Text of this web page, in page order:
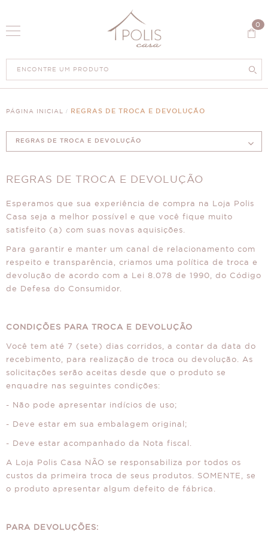
0
PÁGINA INICIAL REGRAS DE TROCA E DEVOLUÇÃO
REGRAS DE TROCA E DEVOLUÇÃO
REGRAS DE TROCA E DEVOLUÇÃO
Esperamos que sua experiência de compra na Loja Polis
Casa seja a melhor possível e que você fique muito
satisfeito (a) com suas novas aquisições.
Para garantir e manter um canal de relacionamento com
respeito e transparência, criamos uma política de troca e
devolução de acordo com a Lei 8.078 de 1990, do Código
de Defesa do Consumidor.
CONDIÇÕES PARA TROCA E DEVOLUÇÃO
Você tem até 7 (sete) dias corridos, a contar da data do
recebimento, para realização de troca ou devolução. As
solicitações serão aceitas desde que o produto se
enquadre nas seguintes condições:
- Não pode apresentar indícios de uso;
- Deve estar em sua embalagem original;
- Deve estar acompanhado da Nota fiscal.
A Loja Polis Casa NÃO se responsabiliza por todos os
custos da primeira troca de seus produtos. SOMENTE, se
o produto apresentar algum defeito de fábrica.
PARA DEVOLUÇÕES: